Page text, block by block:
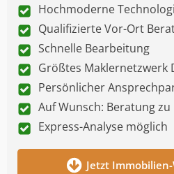
Hochmoderne
Qualifizierte Vor-Ort
Schnelle Bearbeitung
Größtes Maklernetzwerk
Persönlicher
Auf Wunsch: Beratung
Express-Analyse möglich
Jetzt